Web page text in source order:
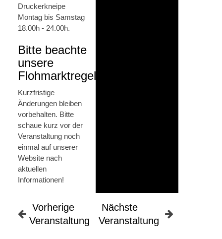
Druckerkneipe
Montag bis Samstag
18.00h - 24.00h.
Bitte beachte
unsere
Flohmarktregel!
Kurzfristige
Änderungen bleiben
vorbehalten. Bitte
schaue kurz vor der
Veranstaltung noch
einmal auf unserer
Website nach
aktuellen
Informationen!
Vorherige
Veranstaltung
Nächste
Veranstaltung